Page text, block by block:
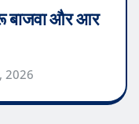
बाजवा और आर
2026